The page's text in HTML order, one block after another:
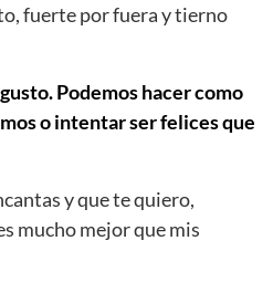
fuerte por fuera y tierno
Podemos hacer como
o intentar ser felices que
y que te quiero,
mucho mejor que mis